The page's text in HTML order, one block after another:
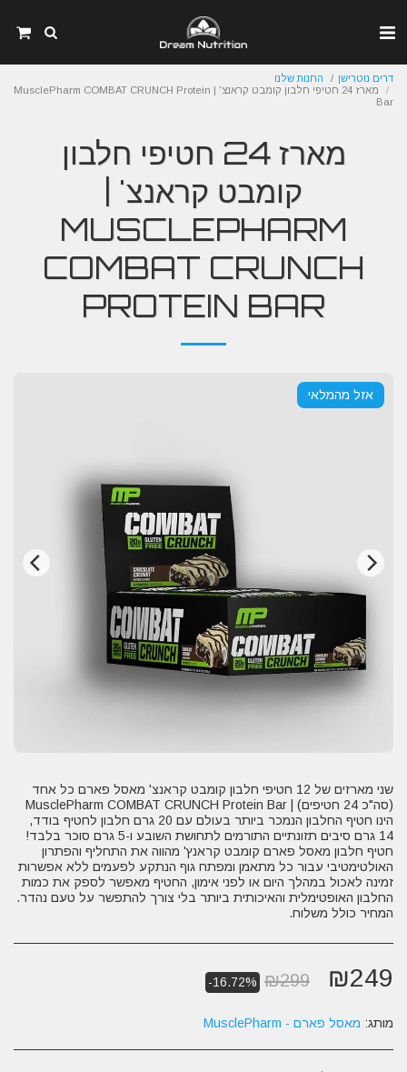
דרים נוטרישן
החנות שלנו
מארז 24 חטיפי חלבון קומבט קראנצ' | MusclePharm COMBAT CRUNCH Protein
Bar
מארז 24 חטיפי חלבון
MUSCLEPHARM
COMBAT CRUNCH
PROTEIN BAR
אזל מהמלאי
שני מארזים של 12 חטיפי חלבון קומבט קראנצ' מאסל פארם כל אחד
הינו חטיף החלבון הנמכר ביותר בעולם עם 20 גרם חלבון לחטיף בודד,
חטיף חלבון מאסל פארם קומבט קראנץ' מהווה את התחליף והפתרון
האולטימטיבי עבור כל מתאמן ומפתח גוף הנתקע לפעמים ללא אפשרות
זמינה לאכול במהלך היום או לפני אימון, החטיף מאפשר לספק את כמות
המחיר כולל משלוח.
₪249
₪299
-16.72%
מותג: מאסל פארם - MusclePharm